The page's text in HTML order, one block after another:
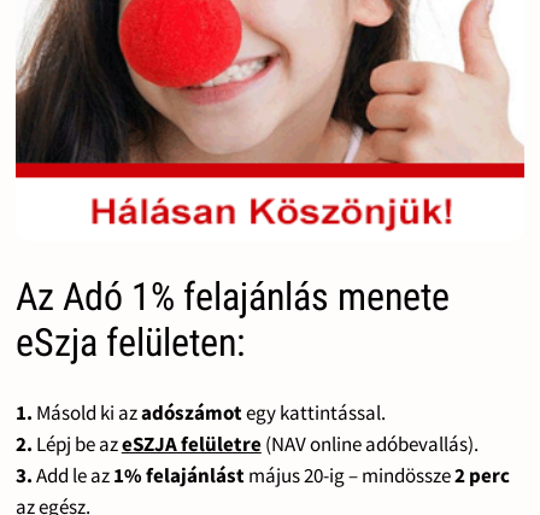
Az Adó 1% felajánlás menete
eSzja felületen:
1. Másold ki azadószámotegy kattintással.
2. Lépj be azeSZJA felületre(NAV online adóbevallás).
3.Add le az1% felajánlástmájus 20-ig – mindössze2 perc
az egész.